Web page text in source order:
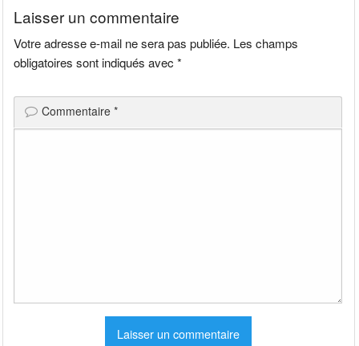
Laisser un commentaire
Votre adresse e-mail ne sera pas publiée. Les champs
obligatoires sont indiqués avec*
Commentaire*